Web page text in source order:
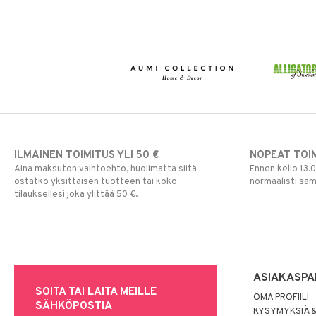
ILMAINEN TOIMITUS YLI 50 €
Aina maksuton vaihtoehto, huolimatta siitä
ostatko yksittäisen tuotteen tai koko
tilauksellesi joka ylittää 50 €.
NOPEAT
Ennen kello
normaalisti
SOITA TAI LAITA MEILLE
SÄHKÖPOSTIA
OMA PROFIILI
KYSYMYKSIÄ